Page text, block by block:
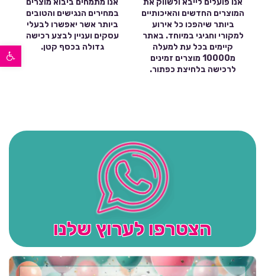
פתח סרגל נגישות
אנו פועלים לייבא ולשווק את
המוצרים החדשים והאיכותיים
ביותר שיהפכו כל אירוע
למקורי וחגיגי במיוחד. באתר
קיימים בכל עת למעלה
מ10000 מוצרים זמינים
לרכישה בלחיצת כפתור.
אנו מתמחים ביבוא מוצרים
במחירים הנגישים והטובים
ביותר אשר יאפשרו לבעלי
עסקים ועניין לבצע רכישה
גדולה בכסף קטן.
הצטרפו לערוץ שלנו